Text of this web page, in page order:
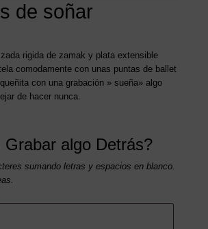
de soñar
rigida de zamak y plata extensible
comodamente con unas puntas de ballet
con una grabación » sueña» algo
de hacer nunca.
Grabar algo Detrás?
sumando letras y espacios en blanco.